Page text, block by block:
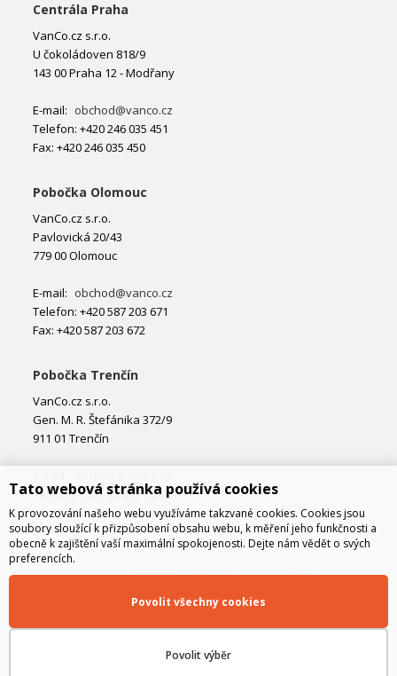
Centrála Praha
VanCo.cz s.r.o.
U čokoládoven 818/9
143 00 Praha 12 - Modřany
E-mail: obchod@vanco.cz
Telefon: +420 246 035 451
Fax: +420 246 035 450
Pobočka Olomouc
VanCo.cz s.r.o.
Pavlovická 20/43
779 00 Olomouc
E-mail: obchod@vanco.cz
Telefon: +420 587 203 671
Fax: +420 587 203 672
Pobočka Trenčín
VanCo.cz s.r.o.
Gen. M. R. Štefánika 372/9
911 01 Trenčín
Telefon: +421 32 877 74 02
Tato webová stránka používá cookies
K provozování našeho webu využíváme takzvané cookies. Cookies jsou
soubory sloužící k přizpůsobení obsahu webu, k měření jeho funkčnosti a
obecně k zajištění vaší maximální spokojenosti. Dejte nám vědět o svých
preferencích.
Povolit výběr
Povolit všechny cookies